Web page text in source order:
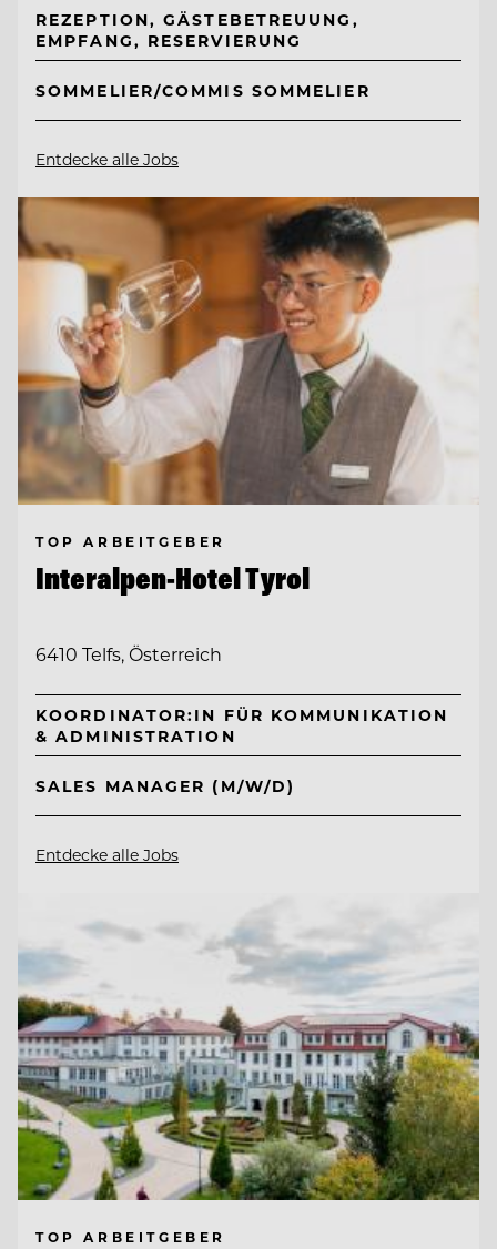
REZEPTION, GÄSTEBETREUUNG,
EMPFANG, RESERVIERUNG
SOMMELIER/COMMIS SOMMELIER
Entdecke alle Jobs
TOP ARBEITGEBER
Interalpen-Hotel Tyrol
6410 Telfs, Österreich
KOORDINATOR:IN FÜR KOMMUNIKATION
& ADMINISTRATION
SALES MANAGER (M/W/D)
Entdecke alle Jobs
TOP ARBEITGEBER